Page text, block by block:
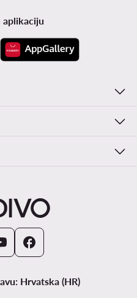
Hrvatska (HR)
aplikaciju